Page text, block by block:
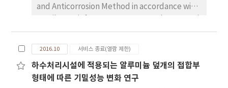
and Anticorrosion Method in accordance with
Performance of the Test Specimen was
confirmed to have increased 37.5%. By PE
Fiber Reinforcement.
2016.10 서비스 종료(열람 제한)
하수처리시설에 적용되는 알루미늄 덮개의 접합부
형태에 따른 기밀성능 변화 연구